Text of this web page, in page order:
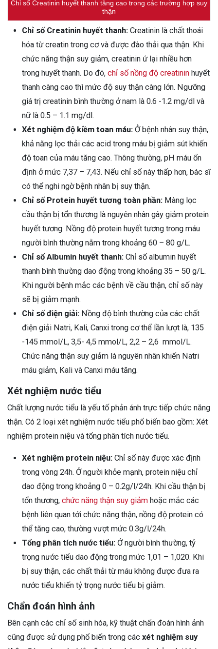
Chỉ số Creatinin huyết thanh tăng cao trong các trường hợp suy
thận
Chỉ số Creatinin huyết thanh: Creatinin là chất thoái
hóa từ creatin trong cơ và được đào thải qua thận. Khi
chức năng thận suy giảm, creatinin ứ lại nhiều hơn
trong huyết thanh. Do đó, chỉ số nồng độ creatinin huyết
thanh càng cao thì mức độ suy thận càng lớn. Ngưỡng
giá trị creatinin bình thường ở nam là 0.6 -1.2 mg/dl và
nữ là 0.5 – 1.1 mg/dl.
Xét nghiệm độ kiềm toan máu: Ở bệnh nhân suy thận,
khả năng lọc thải các acid trong máu bị giảm sút khiến
độ toan của máu tăng cao. Thông thường, pH máu ổn
định ở mức 7,37 – 7,43. Nếu chỉ số này thấp hơn, bác sĩ
có thể nghi ngờ bệnh nhân bị suy thận.
Chỉ số Protein huyết tương toàn phần: Màng lọc
cầu thận bị tổn thương là nguyên nhân gây giảm protein
huyết tương. Nồng độ protein huyết tương trong máu
người bình thường nằm trong khoảng 60 – 80 g/L.
Chỉ số Albumin huyết thanh: Chỉ số albumin huyết
thanh bình thường dao động trong khoảng 35 – 50 g/L.
Khi người bệnh mắc các bệnh về cầu thận, chỉ số này
sẽ bị giảm mạnh.
Chỉ số điện giải: Nồng độ bình thường của các chất
điện giải Natri, Kali, Canxi trong cơ thể lần lượt là, 135
-145 mmol/L, 3,5- 4,5 mmol/L, 2,2 – 2,6 mmol/L.
Chức năng thận suy giảm là nguyên nhân khiến Natri
máu giảm, Kali và Canxi máu tăng.
Xét nghiệm nước tiểu
Chất lượng nước tiểu là yếu tố phản ánh trực tiếp chức năng
thận. Có 2 loại xét nghiệm nước tiểu phổ biến bao gồm: Xét
nghiệm protein niệu và tổng phân tích nước tiểu.
Xét nghiệm protein niệu: Chỉ số này được xác định
trong vòng 24h. Ở người khỏe mạnh, protein niệu chỉ
dao động trong khoảng 0 – 0.2g/l/24h. Khi cầu thận bị
tổn thương, chức năng thận suy giảm hoặc mắc các
bệnh liên quan tới chức năng thận, nồng độ protein có
thể tăng cao, thường vượt mức 0.3g/l/24h.
Tổng phân tích nước tiểu: Ở người bình thường, tỷ
trọng nước tiểu dao động trong mức 1,01 – 1,020. Khi
bị suy thận, các chất thải từ máu không được đưa ra
nước tiểu khiến tỷ trọng nước tiểu bị giảm.
Chẩn đoán hình ảnh
Bên cạnh các chỉ số sinh hóa, kỹ thuật chẩn đoán hình ảnh
cũng được sử dụng phổ biến trong các xét nghiệm suy